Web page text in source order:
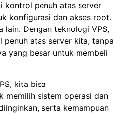
kontrol penuh atas server
konfigurasi dan akses root.
lain. Dengan teknologi VPS,
atas server kita, tanpa
yang besar untuk membeli
kita bisa
memilih sistem operasi dan
serta kemampuan